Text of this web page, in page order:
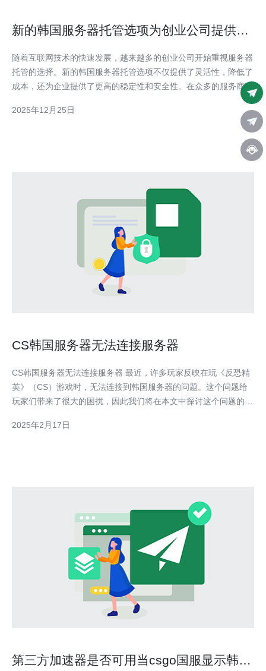
新的韩国服务器托管选项为创业公司提供灵
随着互联网技术的快速发展，越来越多的创业公司开始重视服务器
托管的选择。新的韩国服务器托管选项不仅提供了灵活性，降低了
成本，还为企业提供了更高的稳定性和安全性。在众多的服务商
中，德讯电讯因其优质的服务和卓越的技术支持，成为了许多创业
公司的首选。 韩国服务器的优势 选择韩国服务器进行托管，首先
2025年12月25日
CS韩国服务器无法连接服务器
CS韩国服务器无法连接服务器 最近，许多玩家反映在玩《反恐精
英》（CS）游戏时，无法连接到韩国服务器的问题。这个问题给
玩家们带来了很大的困扰，因此我们将在本文中探讨这个问题的原
以下是一些可能的原因： 服务器故障：韩国服务器可能出现了故
2025年2月17日
第三方加速器是否可用当csgo国服显示韩国